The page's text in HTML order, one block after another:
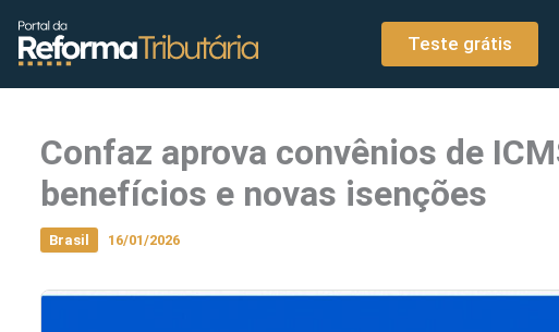
conteúdo
Teste grátis
Confaz aprova convênios de
benefícios e novas isenções
Brasil 16/01/2026